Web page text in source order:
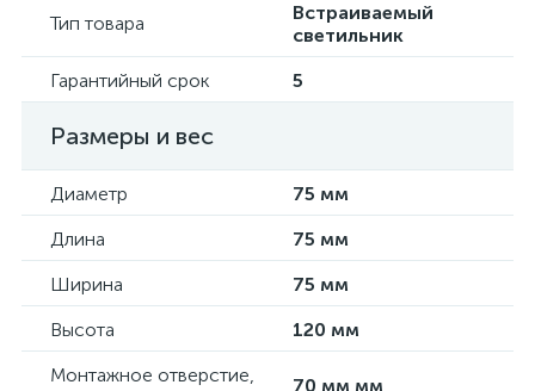
Тип товара
Встраиваемый
светильник
Гарантийный срок
5
Размеры и вес
Диаметр
75 мм
Длина
75 мм
Ширина
75 мм
Высота
120 мм
Монтажное отверстие,
70 мм мм